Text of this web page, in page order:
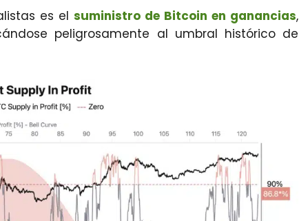
es elsuministro de Bitcoin en ganancias,
peligrosamente al umbral histórico de